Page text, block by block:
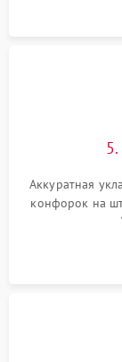
Аккуратная
конфорок на